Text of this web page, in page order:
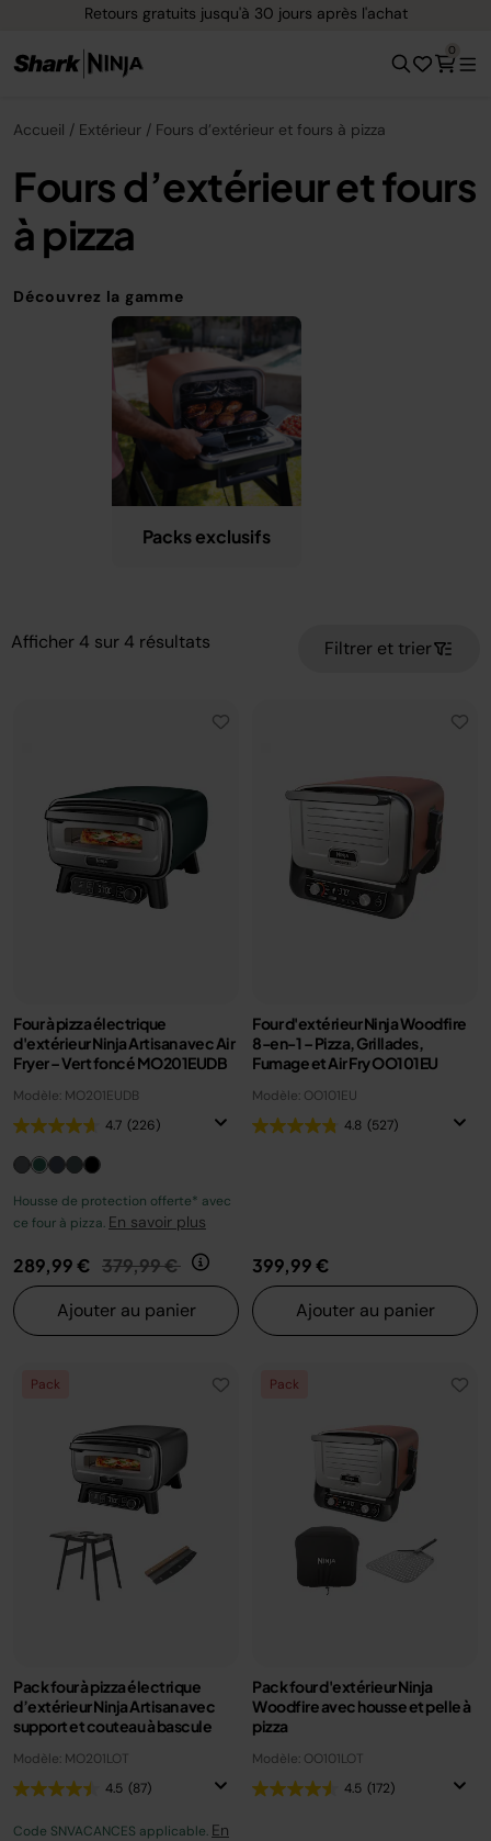
Retours gratuits jusqu'à 30 jours après l'achat
0
Accueil Extérieur Fours d’extérieur et fours à pizza
Fours d’extérieur et fours
à pizza
Découvrez la gamme
Packs exclusifs
Afficher 4 sur 4 résultats Filtrer et trier
Four à pizza électrique
d'extérieur Ninja Artisan avec Air
Fryer – Vert foncé MO201EUDB
Modèle: MO201EUDB
4.7 (226)
Housse de protection offerte* avec
ce four à pizza. En savoir plus
289,99 € Prix réduit de
379,99 € au
Ajouter au panier
Four d'extérieur Ninja Woodfire
8-en-1 – Pizza, Grillades,
Fumage et Air Fry OO101EU
Modèle: OO101EU
4.8 (527)
399,99 €
Ajouter au panier
Pack
Pack four à pizza électrique
d’extérieur Ninja Artisan avec
support et couteau à bascule
Modèle: MO201LOT
4.5 (87)
Code SNVACANCES applicable. En
Pack
Pack four d'extérieur Ninja
Woodfire avec housse et pelle à
pizza
Modèle: OO101LOT
4.5 (172)